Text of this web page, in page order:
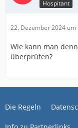
Hospitant
22. Dezember 2024 um
Wie kann man
überprüfen?
Die Regeln